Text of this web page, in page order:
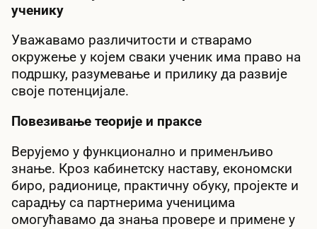
ученику
Уважавамо различитости и стварамо
окружење у којем сваки ученик има право на
подршку, разумевање и прилику да развије
своје потенцијале.
Повезивање теорије и праксе
Верујемо у функционално и применљиво
знање. Кроз кабинетску наставу, економски
биро, радионице, практичну обуку, пројекте и
сарадњу са партнерима ученицима
омогућавамо да знања провере и примене у